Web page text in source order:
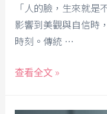
「人的臉，生來就
影響到美觀與自信時
時刻。傳統 …
查看全文 »